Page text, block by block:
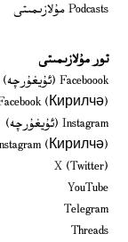
Podcasts مۇلازىمىتى
تور مۇلازىمىتى
Faceboook (ئۇيغۇرچە)
(Кирилчә)
Instagram (ئۇيغۇرچە)
(Кирилчә)
X (Twitter)
YouTube
Telegram
Threads